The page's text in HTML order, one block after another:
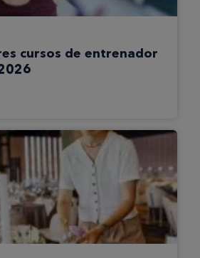
cursos de entrenador